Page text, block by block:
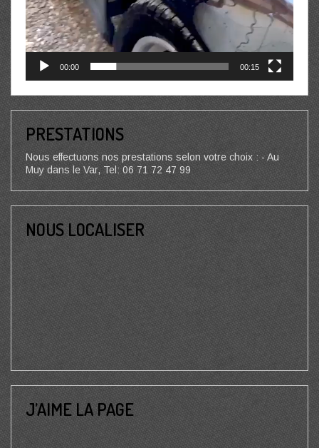
00:00 00:15
PRESTATIONS
Nous effectuons nos prestations selon votre choix : - Au
Muy dans le Var, Tel: 06 71 72 47 99
NOUS LOCALISER
J’AIME LA PAGE